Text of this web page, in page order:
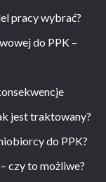
pracy wybrać?
do PPK –
jest traktowany?
do PPK?
czy to możliwe?